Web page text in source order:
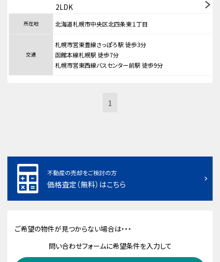
2LDK
所在地 北海道札幌市中央区北四条東１丁目
交通
札幌市営東豊線さっぽろ駅 徒歩3分
函館本線札幌駅 徒歩7分
札幌市営東西線バスセンター前駅 徒歩9分
1
不動産の売却をご検討の方
価格査定（無料）はこちら
ご希望の物件が見つからない場合は・・・
問い合わせフォームに希望条件を入力して